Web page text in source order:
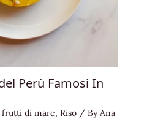
Perù Famosi In
frutti di mare, Riso / ByAna